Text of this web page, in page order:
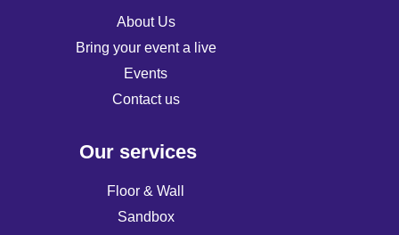
About Us
Bring your event a live
Events
Contact us
Our services
Floor & Wall
Sandbox